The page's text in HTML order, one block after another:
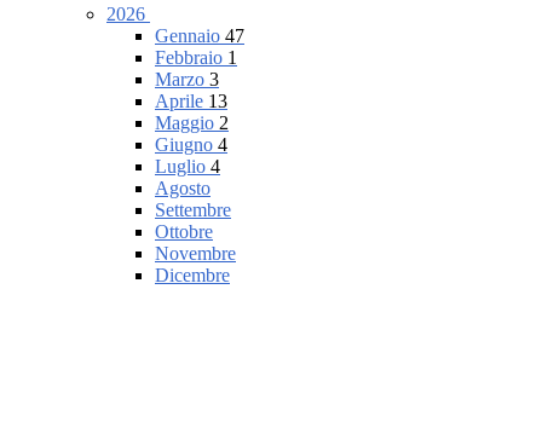
2026
Gennaio 47
Febbraio 1
Marzo 3
Aprile 13
Maggio 2
Giugno 4
Luglio 4
Agosto
Settembre
Ottobre
Novembre
Dicembre